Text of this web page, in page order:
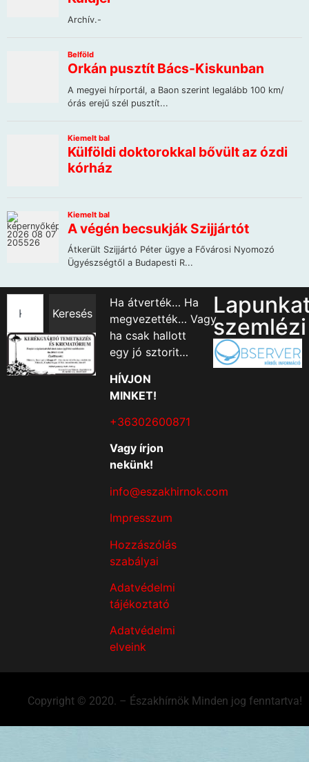
Keresés
Ha átverték… Ha
megvezették… Vagy
ha csak hallott
egy jó sztorit…
HÍVJON
MINKET!
+36302600871
Vagy írjon
nekünk!
info@eszakhirnok.com
Impresszum
Hozzászólás
szabályai
Adatvédelmi
tájékoztató
Adatvédelmi
elveink
szemlézi
Copyright © 2020. – Északhírnök Minden jog fenntartva!